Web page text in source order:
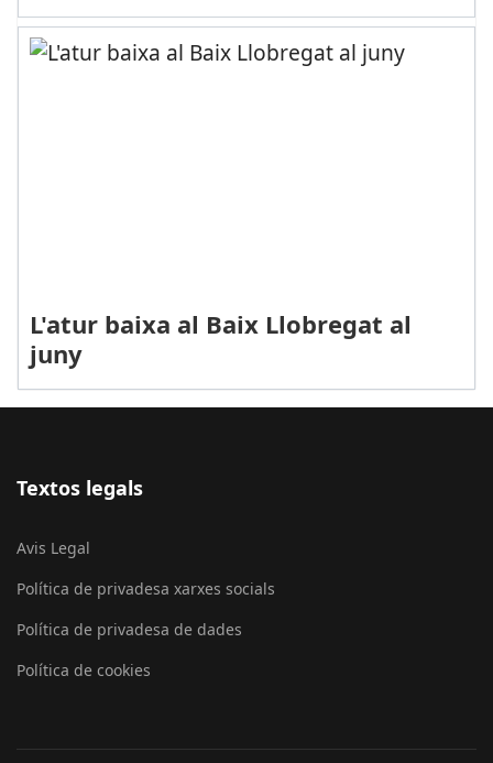
L'atur baixa al Baix Llobregat al
juny
Textos legals
Avis Legal
Política de privadesa xarxes socials
Política de privadesa de dades
Política de cookies